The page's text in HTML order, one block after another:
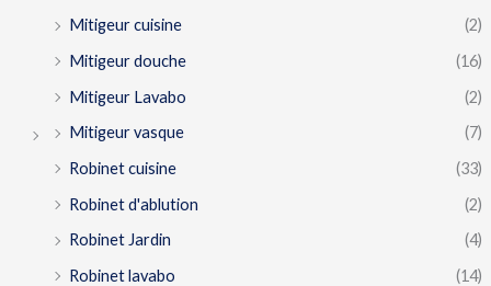
Mitigeur cuisine
(2)
Mitigeur douche
(16)
Mitigeur Lavabo
(2)
Mitigeur vasque
(7)
Robinet cuisine
(33)
Robinet d'ablution
(2)
Robinet Jardin
(4)
Robinet lavabo
(14)